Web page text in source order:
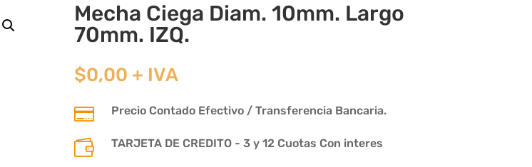
Mecha Ciega Diam. 10mm. Largo
70mm. IZQ.
$0,00 + IVA
 Precio Contado Efectivo / Transferencia Bancaria.
 TARJETA DE CREDITO - 3 y 12 Cuotas Con interes